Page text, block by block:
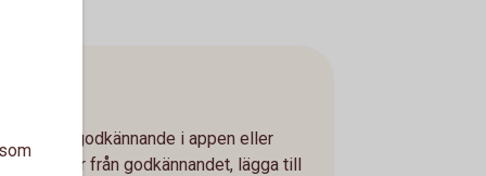
lämnat godkännande i appen eller
24 timmar från godkännandet, lägga till